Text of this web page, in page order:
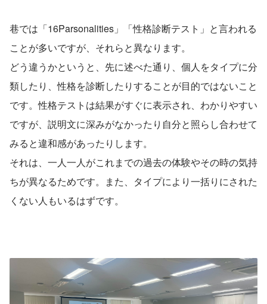
巷では「16Parsonalities」「性格診断テスト」と言われる
ことが多いですが、それらと異なります。
どう違うかというと、先に述べた通り、個人をタイプに分
類したり、性格を診断したりすることが目的ではないこと
です。性格テストは結果がすぐに表示され、わかりやすい
ですが、説明文に深みがなかったり自分と照らし合わせて
みると違和感があったりします。
それは、一人一人がこれまでの過去の体験やその時の気持
ちが異なるためです。また、タイプにより一括りにされた
くない人もいるはずです。